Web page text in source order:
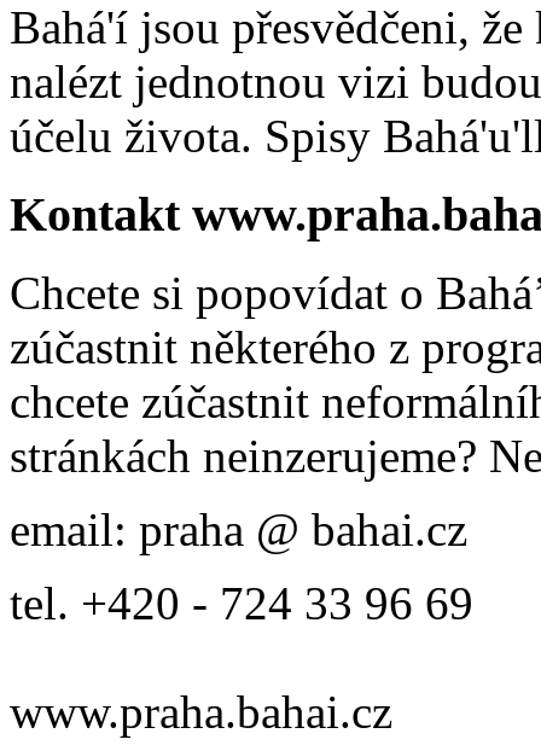
Bahá'í jsou přesvědčeni,
nalézt jednotnou vizi
účelu života. Spisy
Kontakt
Chcete si popovídat o
zúčastnit některého z
chcete zúčastnit
stránkách neinzerujeme?
email: praha @ bahai.cz
tel. +420 - 724 33 96 69
www.praha.bahai.cz